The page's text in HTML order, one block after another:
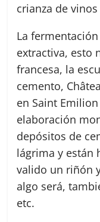
crianza de
La
extractiva, esto
francesa, la
cemento,
en Saint
elaboración
depósitos de
lágrima y están
valido un riñón
algo será,
etc.